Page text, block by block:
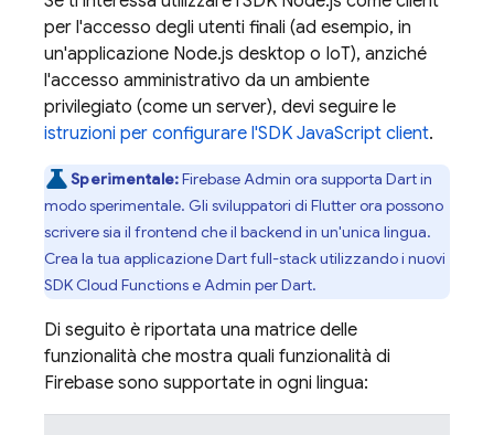
per l'accesso degli utenti finali (ad esempio, in
un'applicazione Node.js desktop o IoT), anziché
l'accesso amministrativo da un ambiente
privilegiato (come un server), devi seguire le
istruzioni per configurare l'SDK JavaScript client.
Sperimentale:Firebase Admin ora supporta Dart in
modo sperimentale. Gli sviluppatori di Flutter ora possono
scrivere sia il frontend che il backend in un'unica lingua.
Crea la tua applicazione Dart full-stack utilizzando i nuovi
SDK Cloud Functions e Admin per Dart.
Di seguito è riportata una matrice delle
funzionalità che mostra quali funzionalità di
Firebase sono supportate in ogni lingua: